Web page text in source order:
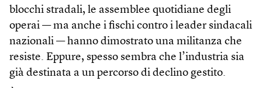
blocchi stradali, le assemblee quotidiane degli
operai — ma anche i fischi contro i leader sindacali
nazionali — hanno dimostrato una militanza che
resiste. Eppure, spesso sembra che l’industria sia
già destinata a un percorso di declino gestito.